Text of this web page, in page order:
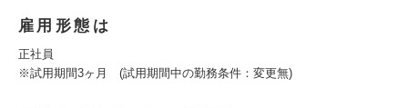
雇用形態は
正社員
※試用期間3ヶ月 (試用期間中の勤務条件：変更無)